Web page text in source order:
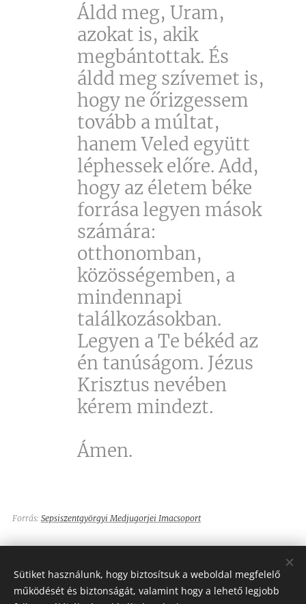
Áldd meg, Uram,
azokat is, akik
megbántottak. És
áldd meg szívemet is,
hogy ne őrizgessem
tovább a múltat,
hanem Veled együtt
léphessek előre. Add,
hogy az életem béke
forrása legyen mások
számára:
otthonomban,
közösségemben, a
mindennapi
találkozásokban.
Legyen a Te békéd az
én tanúságom. Jézus
Krisztus nevében
kérem mindezt.
Ámen.
Forrás: Sepsiszentgyörgyi Medjugorjei Imacsoport
Sütiket használunk, hogy biztosítsuk a weboldal megfelelő
működését és biztonságát, valamint hogy a lehető legjobb